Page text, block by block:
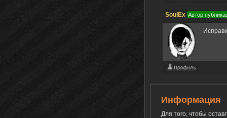
SoulEx Автор
Информация
Для того, чтобы